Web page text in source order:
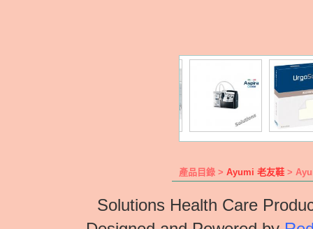
產品目錄 > Ayumi 老友鞋 >
Solutions Health Care